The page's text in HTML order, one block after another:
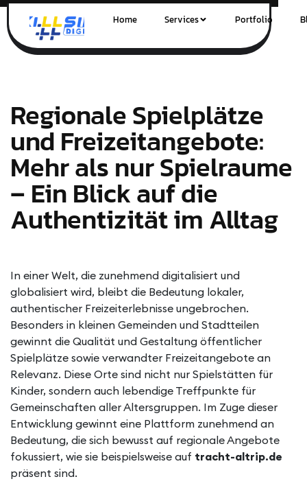
Home Services Portfolio
Regionale Spielplätze
und Freizeitangebote:
Mehr als nur Spielraume
– Ein Blick auf die
Authentizität im Alltag
In einer Welt, die zunehmend digitalisiert und
globalisiert wird, bleibt die Bedeutung lokaler,
authentischer Freizeiterlebnisse ungebrochen.
Besonders in kleinen Gemeinden und Stadtteilen
gewinnt die Qualität und Gestaltung öffentlicher
Spielplätze sowie verwandter Freizeitangebote an
Relevanz. Diese Orte sind nicht nur Spielstätten für
Kinder, sondern auch lebendige Treffpunkte für
Gemeinschaften aller Altersgruppen. Im Zuge dieser
Entwicklung gewinnt eine Plattform zunehmend an
Bedeutung, die sich bewusst auf regionale Angebote
fokussiert, wie sie beispielsweise auf tracht-altrip.de
präsent sind.